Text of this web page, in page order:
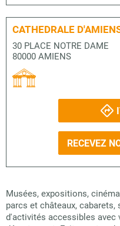
CATHEDRALE
30 PLACE NOTRE DAME
80000 AMIENS
RECEVEZ
Musées, expositions,
parcs et châteaux,
d'activités accessibles avec